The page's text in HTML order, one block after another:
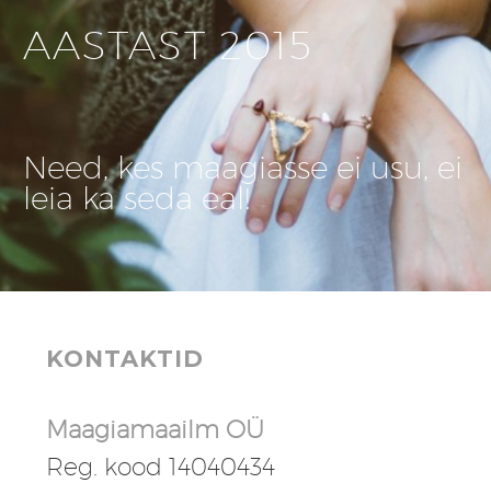
AASTAST 2015
Need, kes maagiasse ei usu, ei
leia ka seda eal!
KONTAKTID
Maagiamaailm OÜ
Reg. kood 14040434